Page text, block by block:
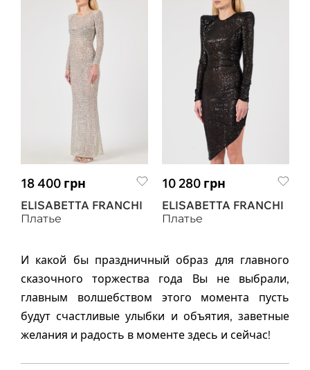
18 400 грн
ELISABETTA FRANCHI
Платье
10 280 грн
ELISABETTA FRANCHI
Платье
И какой бы праздничный образ для главного
сказочного торжества года Вы не выбрали,
главным волшебством этого момента пусть
будут счастливые улыбки и объятия, заветные
желания и радость в моменте здесь и сейчас!